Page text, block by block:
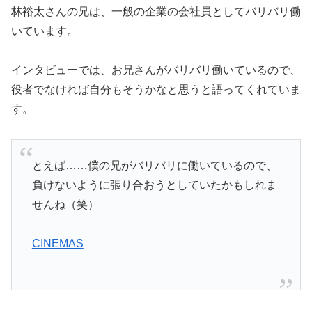
林裕太さんの兄は、一般の企業の会社員としてバリバリ働
いています。
インタビューでは、お兄さんがバリバリ働いているので、
役者でなければ自分もそうかなと思うと語ってくれていま
す。
とえば……僕の兄がバリバリに働いているので、
負けないように張り合おうとしていたかもしれま
せんね（笑）
CINEMAS